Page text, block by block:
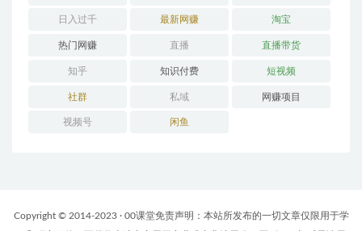
日入过千 最新网赚 淘宝
热门网赚 直播 直播带货
知乎 知识付费 短视频
社群 私域 网赚项目
视频号 闲鱼
Copyright © 2014-2023 · 00课堂免责声明：本站所发布的一切文章仅限用于学